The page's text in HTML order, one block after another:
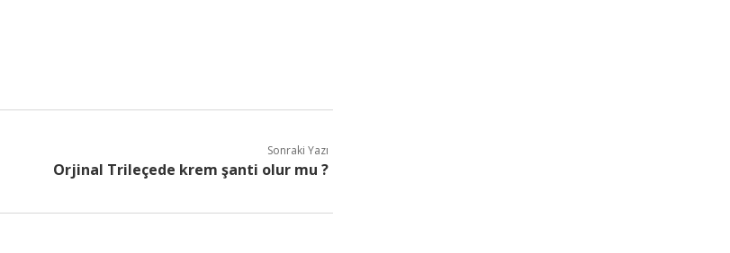
Sonraki Yazı
Orjinal Trileçede krem şanti olur mu ?